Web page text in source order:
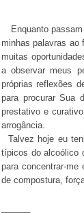
Enquanto
minhas palavras ao
muitas
a observar meus
próprias reflexões
para procurar Sua
prestativo e
arrogância.
Talvez hoje eu
típicos do alcoólico
para concentrar-
de compostura,